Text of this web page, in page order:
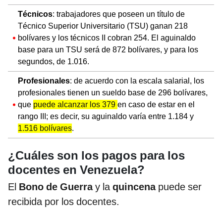
Técnicos: trabajadores que poseen un título de
Técnico Superior Universitario (TSU) ganan 218
bolívares y los técnicos II cobran 254. El aguinaldo
base para un TSU será de 872 bolívares, y para los
segundos, de 1.016.
Profesionales: de acuerdo con la escala salarial, los
profesionales tienen un sueldo base de 296 bolívares,
que puede alcanzar los 379 en caso de estar en el
rango III; es decir, su aguinaldo varía entre 1.184 y
1.516 bolívares.
¿Cuáles son los pagos para los
docentes en Venezuela?
El Bono de Guerray la quincenapuede ser
recibida por los docentes.